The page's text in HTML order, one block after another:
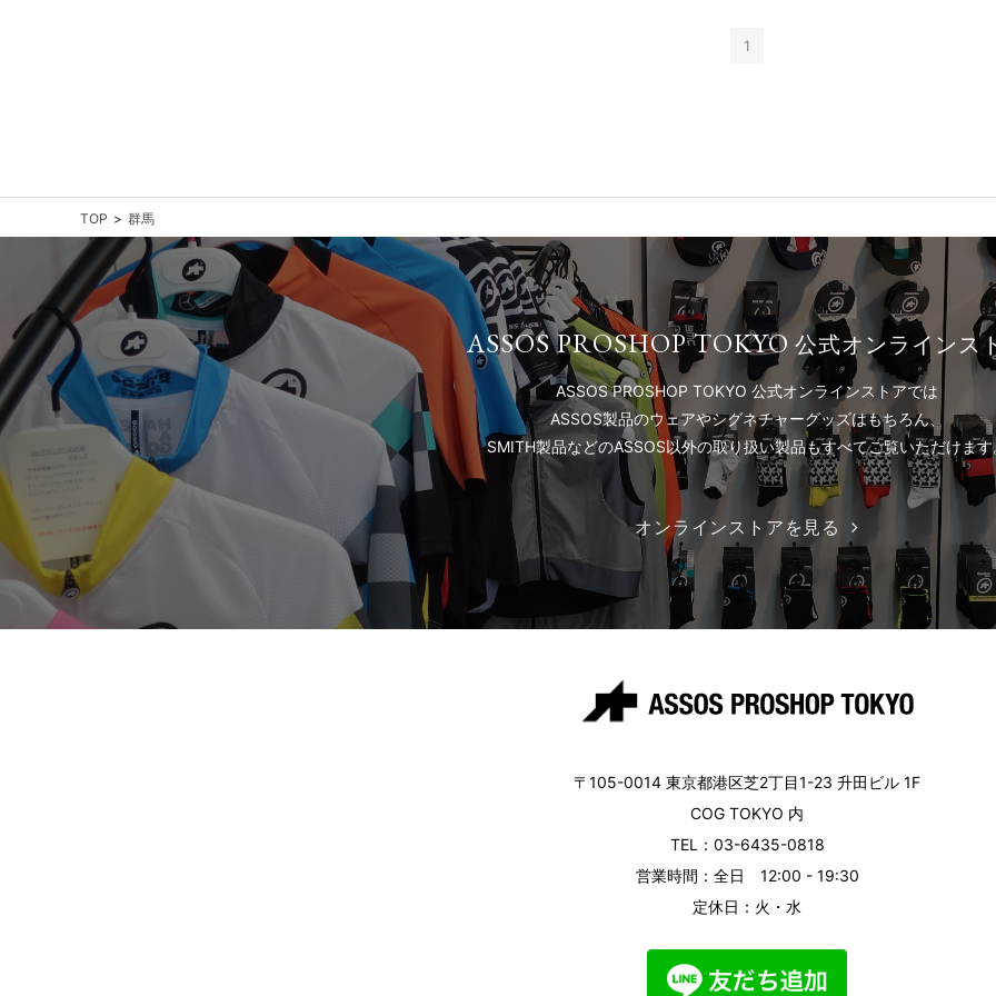
1
TOP 群馬
ASSOS PROSHOP TOKYO 公式オンラインス
ASSOS PROSHOP TOKYO 公式オンラインストアでは
ASSOS製品のウェアやシグネチャーグッズはもちろん、
SMITH製品などのASSOS以外の取り扱い製品もすべてご覧いただけます
オンラインストアを見る
〒105-0014 東京都港区芝2丁目1-23 升田ビル 1F
COG TOKYO 内
TEL：03-6435-0818
営業時間：全日 12:00 - 19:30
定休日：火・水